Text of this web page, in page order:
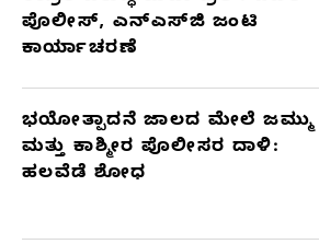
ಪೊಲೀಸ್, ಎನ್‌ಎಸ್‌ಜಿ ಜಂಟಿ
ಕಾರ್ಯಾಚರಣೆ
ಭಯೋತ್ಪಾದನೆ ಜಾಲದ ಮೇಲೆ ಜಮ್ಮು
ಮತ್ತು ಕಾಶ್ಮೀರ ಪೊಲೀಸರ ದಾಳಿ:
ಹಲವೆಡೆ ಶೋಧ